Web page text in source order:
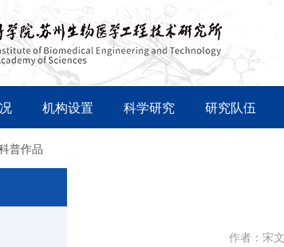
机构设置 科学研究 研究队伍
普作品
作者：宋